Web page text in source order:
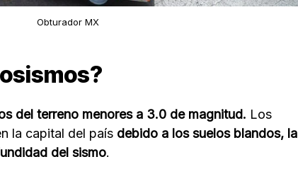
Obturador MX
del terreno menores a 3.0 de magnitud. Los
la capital del país debido a los suelos blandos, la
del sismo.